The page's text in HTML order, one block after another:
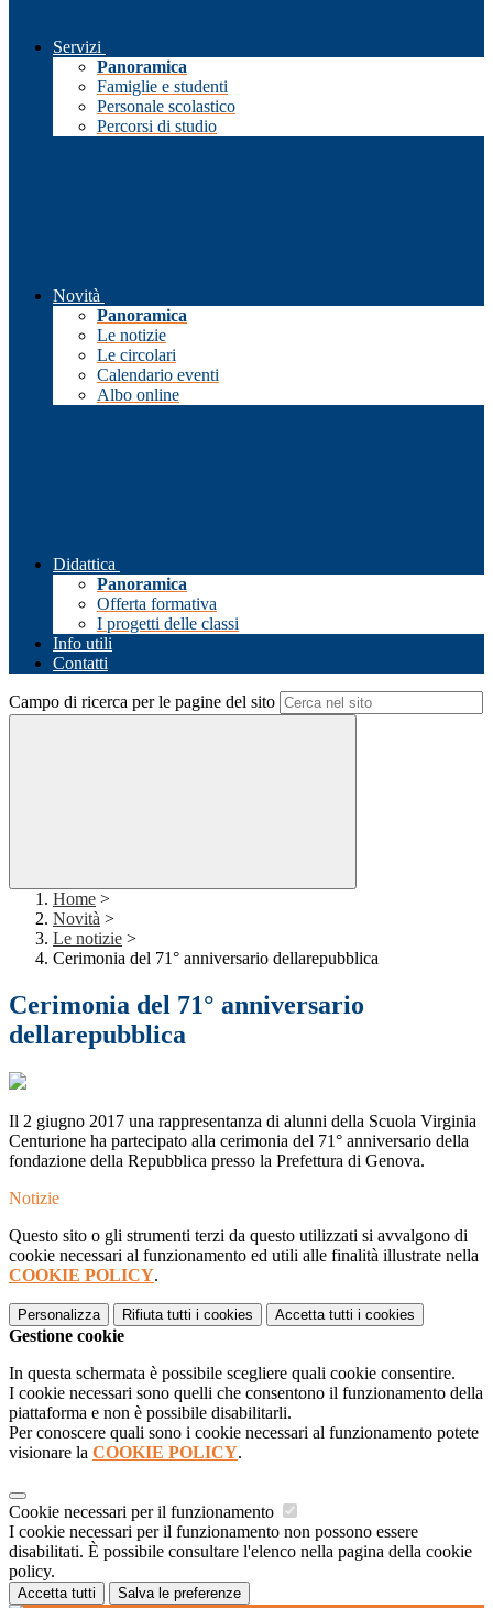
Servizi
Panoramica
Famiglie e studenti
Personale scolastico
Percorsi di studio
Novità
Panoramica
Le notizie
Le circolari
Calendario eventi
Albo online
Didattica
Panoramica
Offerta formativa
I progetti delle classi
Info utili
Contatti
Campo di ricerca per le pagine del sito
Home >
Novità >
Le notizie >
Cerimonia del 71° anniversario dellarepubblica
Cerimonia del 71° anniversario
dellarepubblica
Il 2 giugno 2017 una rappresentanza di alunni della Scuola Virginia
Centurione ha partecipato alla cerimonia del 71° anniversario della
fondazione della Repubblica presso la Prefettura di Genova.
Notizie
Questo sito o gli strumenti terzi da questo utilizzati si avvalgono di
cookie necessari al funzionamento ed utili alle finalità illustrate nella
COOKIE POLICY.
Personalizza Rifiuta tutti i cookies Accetta tutti i cookies
Gestione cookie
In questa schermata è possibile scegliere quali cookie consentire.
I cookie necessari sono quelli che consentono il funzionamento della
piattaforma e non è possibile disabilitarli.
Per conoscere quali sono i cookie necessari al funzionamento potete
visionare la COOKIE POLICY.
Cookie necessari per il funzionamento
I cookie necessari per il funzionamento non possono essere
disabilitati. È possibile consultare l'elenco nella pagina della cookie
policy.
Accetta tutti Salva le preferenze